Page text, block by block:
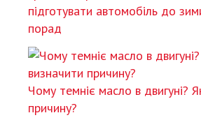
підготувати автомобіль до
порад
Чому темніє масло в двигуні?
причину?